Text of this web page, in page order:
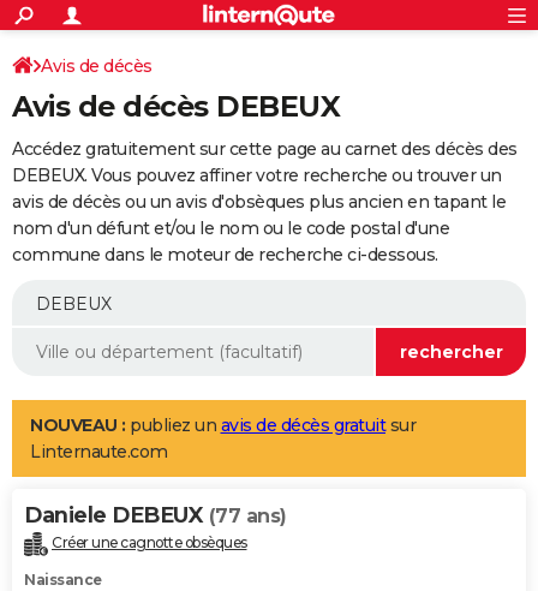
ACTUALITÉS
Politique
Société
Faits Divers
Education
Monde
Villes
+
SPORT
Coupe du monde 2026
Football
Tennis
Cyclisme
Rugby
Forum
Programme TV
TNT
Streaming
Cinéma
Sorties cinéma
Musique
+
FINANCE
Retraite
Epargne
Immobilier
Risques naturels par ville
Banque
Assurance
AUTO
Essais
Réserver un essai
Citadines
Berlines
SUV
Forum auto
+
Mobiles
Meilleur smartphone
Internet
Ordinateurs
Jeux vidéo
Guide high-tech
Aménagement intérieur
LIFESTYLE
Art de vivre
Bien-être
Loisirs
Mode
Modes de vie
Alimentation
Guide de la santé
Maladies
Médicaments
Sommeil
VOYAGE
Destinations
City break
Voyage nature
Voyage de noces
Forum
Climat
+PHOTO
Avis de décès
Avis de décès DEBEUX
Accédez gratuitement sur cette page au carnet des décès des
DEBEUX. Vous pouvez affiner votre recherche ou trouver un
avis de décès ou un avis d'obsèques plus ancien en tapant le
nom d'un défunt et/ou le nom ou le code postal d'une
commune dans le moteur de recherche ci-dessous.
NOUVEAU : publiez un avis de décès gratuitsur
Linternaute.com
Daniele DEBEUX (77 ans)
Créer une cagnotte obsèques
Naissance